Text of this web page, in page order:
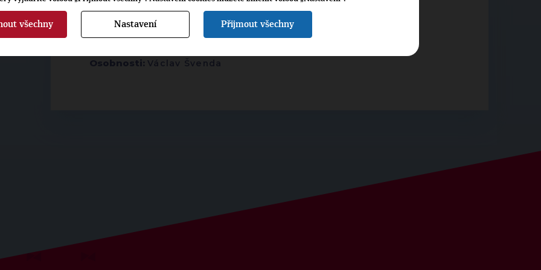
Osobnosti: Václav Švenda
všechny Nastavení Přijmout všechny